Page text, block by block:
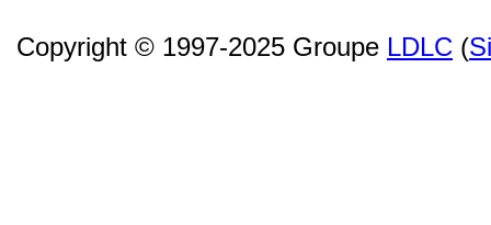
Copyright © 1997-2025 Groupe LDLC (